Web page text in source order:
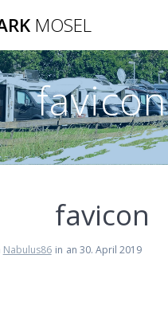
MOSEL
favicon
favicon
Nabulus86 in an 30. April 2019